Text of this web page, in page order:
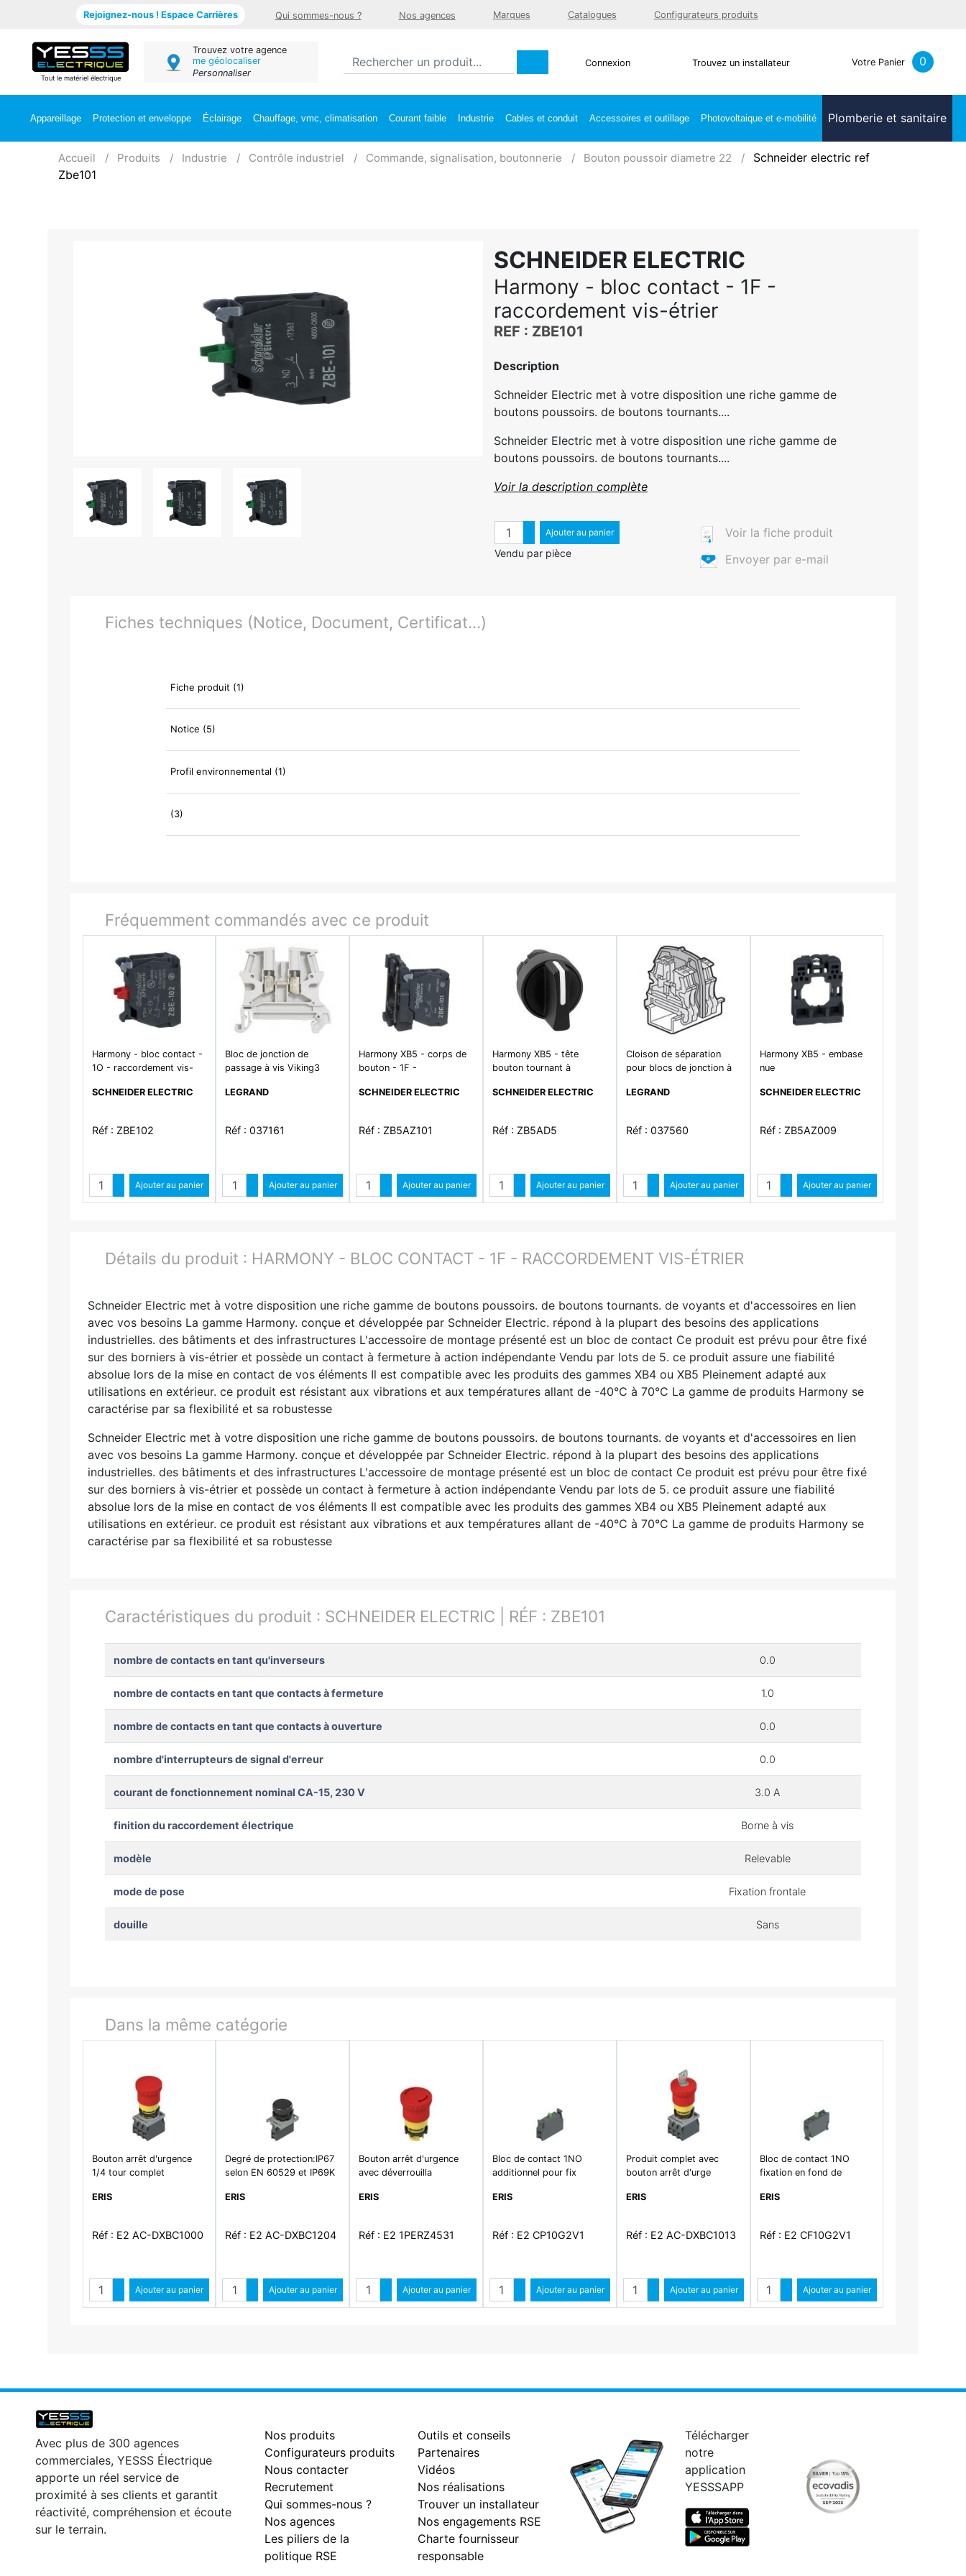
Rejoignez-nous ! Espace Carrières Qui sommes-nous ? Nos agences Marques Catalogues Configurateurs produits
Tout le matériel électrique
Trouvez votre agence
me géolocaliser
Personnaliser
Connexion Trouvez un installateur Votre Panier 0
Appareillage Protection et enveloppe Éclairage Chauffage, vmc, climatisation Courant faible Industrie Cables et conduit Accessoires et outillage Photovoltaique et e-mobilité Plomberie et sanitaire
Accueil Produits Industrie Contrôle industriel Commande, signalisation, boutonnerie Bouton poussoir diametre 22
Schneider electric ref
Zbe101
SCHNEIDER ELECTRIC
Harmony - bloc contact - 1F -
raccordement vis-étrier
REF : ZBE101
Description
Schneider Electric met à votre disposition une riche gamme de
boutons poussoirs. de boutons tournants....
Schneider Electric met à votre disposition une riche gamme de
boutons poussoirs. de boutons tournants....
Voir la description complète
QuantitéAugmenter quantité
Diminuer quantité
Ajouter au panier
Vendu par pièce
Voir la fiche produit
Envoyer par e-mail
Fiches techniques (Notice, Document, Certificat...)
Fiche produit (1)
Notice (5)
Profil environnemental (1)
(3)
Fréquemment commandés avec ce produit
Harmony - bloc contact -
1O - raccordement vis-
SCHNEIDER ELECTRIC
Réf : ZBE102
Quantité
Augmenter quantité
Diminuer quantité
Ajouter au panier
Bloc de jonction de
passage à vis Viking3
sortie section 4mm² - pas
LEGRAND
Réf : 037161
Quantité
Augmenter quantité
Diminuer quantité
Ajouter au panier
Harmony XB5 - corps de
bouton - 1F -
SCHNEIDER ELECTRIC
Réf : ZB5AZ101
Quantité
Augmenter quantité
Diminuer quantité
Ajouter au panier
Harmony XB5 - tête
bouton tournant à
rap au C - noir
SCHNEIDER ELECTRIC
Réf : ZB5AD5
Quantité
Augmenter quantité
Diminuer quantité
Ajouter au panier
Cloison de séparation
pour blocs de jonction à
1 sortie pas de 5mm ,
LEGRAND
Réf : 037560
Quantité
Augmenter quantité
Diminuer quantité
Ajouter au panier
Harmony XB5 - embase
nue
SCHNEIDER ELECTRIC
Réf : ZB5AZ009
Quantité
Augmenter quantité
Diminuer quantité
Ajouter au panier
Détails du produit : HARMONY - BLOC CONTACT - 1F - RACCORDEMENT VIS-ÉTRIER
Schneider Electric met à votre disposition une riche gamme de boutons poussoirs. de boutons tournants. de voyants et d'accessoires en lien
avec vos besoins La gamme Harmony. conçue et développée par Schneider Electric. répond à la plupart des besoins des applications
industrielles. des bâtiments et des infrastructures L'accessoire de montage présenté est un bloc de contact Ce produit est prévu pour être fixé
sur des borniers à vis-étrier et possède un contact à fermeture à action indépendante Vendu par lots de 5. ce produit assure une fiabilité
absolue lors de la mise en contact de vos éléments Il est compatible avec les produits des gammes XB4 ou XB5 Pleinement adapté aux
utilisations en extérieur. ce produit est résistant aux vibrations et aux températures allant de -40°C à 70°C La gamme de produits Harmony se
caractérise par sa flexibilité et sa robustesse
Schneider Electric met à votre disposition une riche gamme de boutons poussoirs. de boutons tournants. de voyants et d'accessoires en lien
avec vos besoins La gamme Harmony. conçue et développée par Schneider Electric. répond à la plupart des besoins des applications
industrielles. des bâtiments et des infrastructures L'accessoire de montage présenté est un bloc de contact Ce produit est prévu pour être fixé
sur des borniers à vis-étrier et possède un contact à fermeture à action indépendante Vendu par lots de 5. ce produit assure une fiabilité
absolue lors de la mise en contact de vos éléments Il est compatible avec les produits des gammes XB4 ou XB5 Pleinement adapté aux
utilisations en extérieur. ce produit est résistant aux vibrations et aux températures allant de -40°C à 70°C La gamme de produits Harmony se
caractérise par sa flexibilité et sa robustesse
Caractéristiques du produit : SCHNEIDER ELECTRIC | RÉF : ZBE101
nombre de contacts en tant qu'inverseurs 0.0
nombre de contacts en tant que contacts à fermeture 1.0
nombre de contacts en tant que contacts à ouverture 0.0
nombre d'interrupteurs de signal d'erreur 0.0
courant de fonctionnement nominal CA-15, 230 V 3.0 A
finition du raccordement électrique Borne à vis
modèle Relevable
mode de pose Fixation frontale
douille Sans
Dans la même catégorie
Bouton arrêt d'urgence
1/4 tour complet
ERIS
Réf : E2 AC-DXBC1000
QuantitéAugmenter quantité
Diminuer quantité
Ajouter au panier
Degré de protection:IP67
selon EN 60529 et IP69K
ERIS
Réf : E2 AC-DXBC1204
QuantitéAugmenter quantité
Diminuer quantité
Ajouter au panier
Bouton arrêt d'urgence
avec déverrouilla
ERIS
Réf : E2 1PERZ4531
QuantitéAugmenter quantité
Diminuer quantité
Ajouter au panier
Bloc de contact 1NO
additionnel pour fix
ERIS
Réf : E2 CP10G2V1
QuantitéAugmenter quantité
Diminuer quantité
Ajouter au panier
Produit complet avec
bouton arrêt d'urge
ERIS
Réf : E2 AC-DXBC1013
QuantitéAugmenter quantité
Diminuer quantité
Ajouter au panier
Bloc de contact 1NO
fixation en fond de
ERIS
Réf : E2 CF10G2V1
QuantitéAugmenter quantité
Diminuer quantité
Ajouter au panier
Avec plus de 300 agences
commerciales, YESSS Électrique
apporte un réel service de
proximité à ses clients et garantit
réactivité, compréhension et écoute
sur le terrain.
Nos produits
Configurateurs produits
Nous contacter
Recrutement
Qui sommes-nous ?
Nos agences
Les piliers de la
politique RSE
Outils et conseils
Partenaires
Vidéos
Nos réalisations
Trouver un installateur
Nos engagements RSE
Charte fournisseur
responsable
Télécharger
notre
application
YESSSAPP